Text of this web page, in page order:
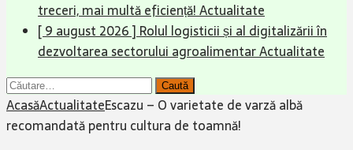
treceri, mai multă eficiență!Actualitate
[ 9 august 2026 ] Rolul logisticii și al digitalizării în
dezvoltarea sectorului agroalimentarActualitate
Caută
după:
AcasăActualitateEscazu – O varietate de varză albă
recomandată pentru cultura de toamnă!